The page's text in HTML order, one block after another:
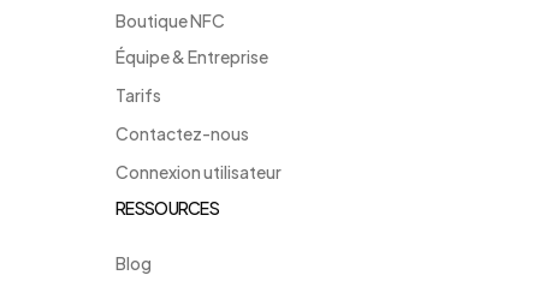
Boutique NFC
Équipe & Entreprise
Tarifs
Contactez-nous
Connexion utilisateur
RESSOURCES
Blog